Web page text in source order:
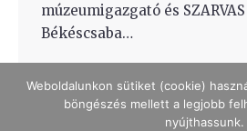
múzeumigazgató és SZARVAS
Békéscsaba…
Weboldalunkon sütiket (cookie)
böngészés mellett a legjobb
nyújthassunk.